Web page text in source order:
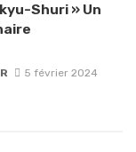
Shuri » Un
5 février 2024